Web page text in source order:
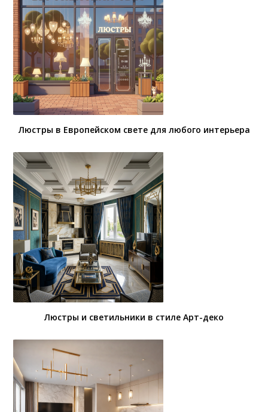
Люстры в Европейском свете для любого интерьера
Люстры и светильники в стиле Арт-деко